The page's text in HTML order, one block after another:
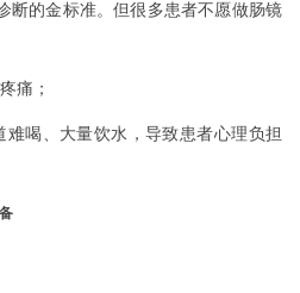
断的金标准。但很多患者不愿做肠镜
痛；
难喝、大量饮水，导致患者心理负担